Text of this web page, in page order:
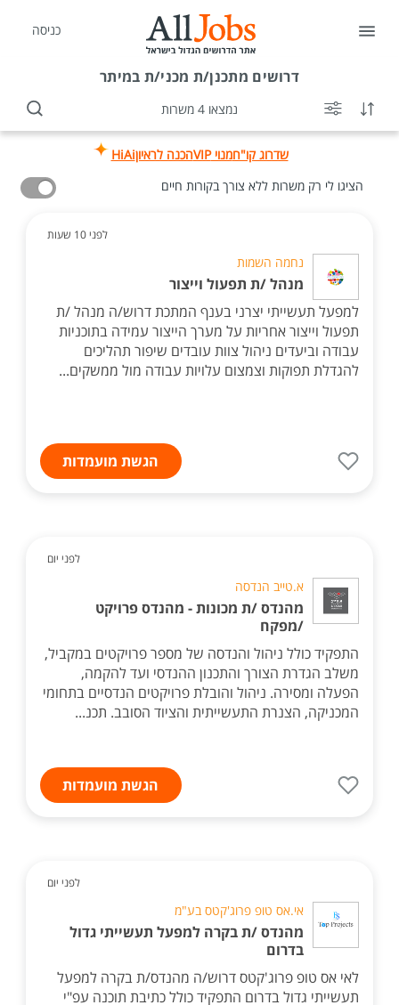
כניסה
דרושים מתכנן/ת מכני/ת במיתר
נמצאו 4 משרות
שדרוג קו"חמנוי VIP הכנה לראיוןHiAi
הציגו לי רק משרות ללא צורך בקורות חיים
לפני 10 שעות
נחמה השמות
מנהל /ת תפעול וייצור
למפעל תעשייתי יצרני בענף המתכת דרוש/ה מנהל /ת
תפעול וייצור אחריות על מערך הייצור עמידה בתוכניות
עבודה וביעדים ניהול צוות עובדים שיפור תהליכים
להגדלת תפוקות וצמצום עלויות עבודה מול ממשקים...
הגשת מועמדות
לפני יום
א.טייב הנדסה
מהנדס /ת מכונות - מהנדס פרויקט
/מפקח
התפקיד כולל ניהול והנדסה של מספר פרויקטים במקביל,
משלב הגדרת הצורך והתכנון ההנדסי ועד להקמה,
הפעלה ומסירה. ניהול והובלת פרויקטים הנדסיים בתחומי
המכניקה, הצנרת התעשייתית והציוד הסובב. תכנ...
הגשת מועמדות
לפני יום
אי.אס טופ פרוג'קטס בע"מ
מהנדס /ת בקרה למפעל תעשייתי גדול
בדרום
לאי אס טופ פרוג'קטס דרוש/ה מהנדס/ת בקרה למפעל
תעשייתי גדול בדרום התפקיד כולל כתיבת תוכנה עפ"י